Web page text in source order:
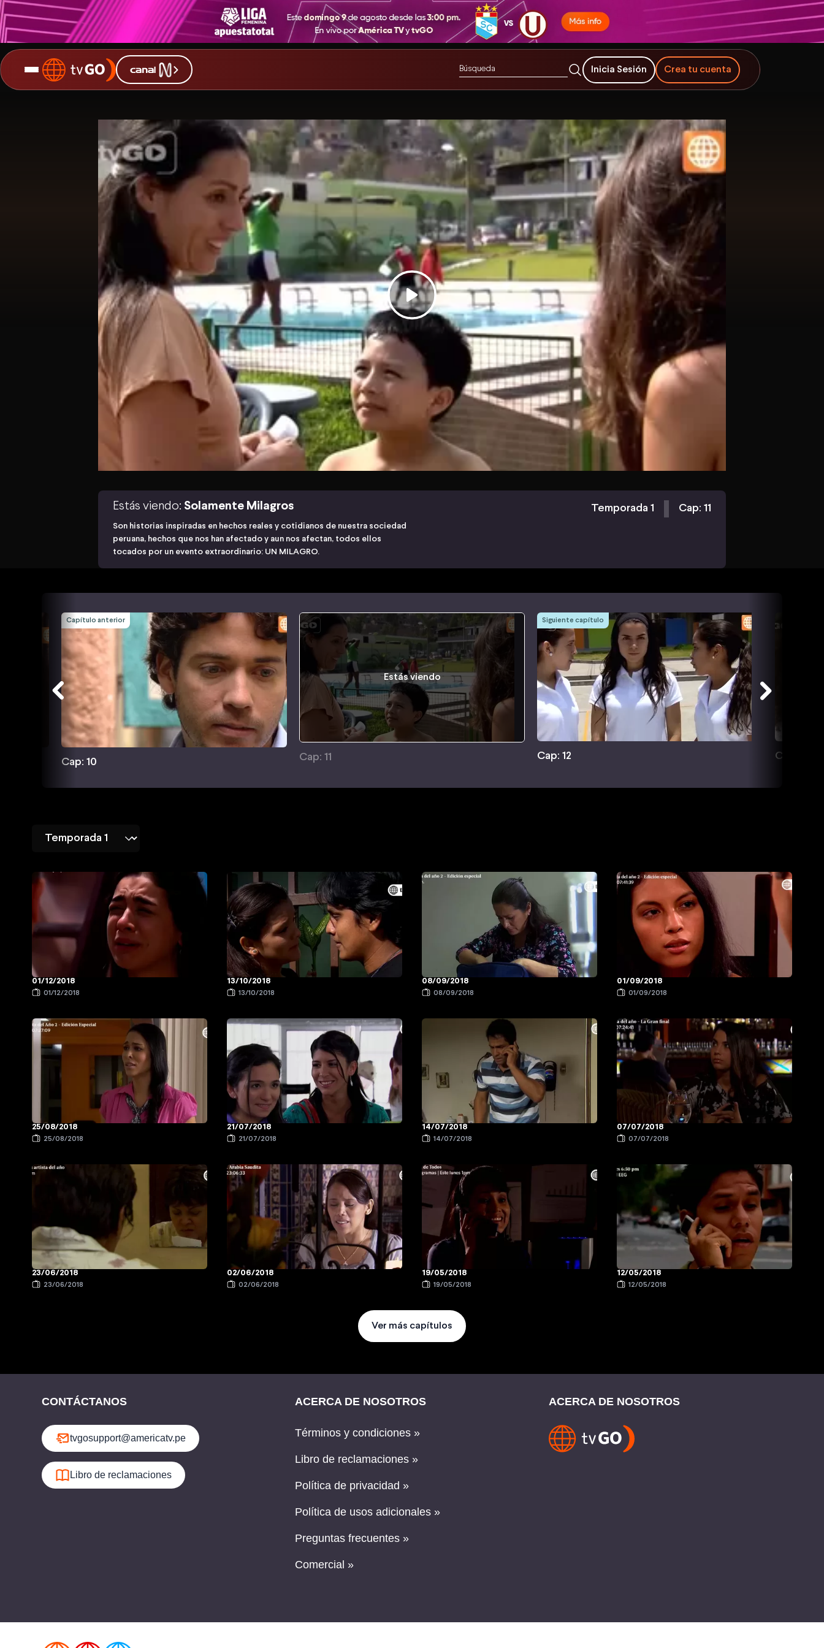
Inicia Sesión Crea tu cuenta
Estás viendo: Solamente Milagros
Son historias inspiradas en hechos reales y cotidianos de nuestra sociedad
peruana, hechos que nos han afectado y aun nos afectan, todos ellos
tocados por un evento extraordinario: UN MILAGRO.
Temporada 1 Cap: 11
Capítulo anterior
Cap: 10
Estás viendo
Cap: 11
Siguiente capítulo
Cap: 12 Cap: 13
01/12/2018
01/12/2018
13/10/2018
13/10/2018
08/09/2018
08/09/2018
01/09/2018
01/09/2018
25/08/2018
25/08/2018
21/07/2018
21/07/2018
14/07/2018
14/07/2018
07/07/2018
07/07/2018
23/06/2018
23/06/2018
02/06/2018
02/06/2018
19/05/2018
19/05/2018
12/05/2018
12/05/2018
Ver más capítulos
CONTÁCTANOS
tvgosupport@americatv.pe
Libro de reclamaciones
ACERCA DE NOSOTROS
Términos y condiciones »
Libro de reclamaciones »
Política de privacidad »
Política de usos adicionales »
Preguntas frecuentes »
Comercial »
ACERCA DE NOSOTROS